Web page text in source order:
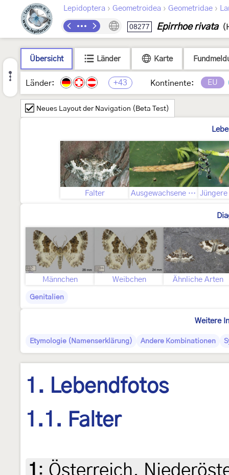
Lepidoptera › Geometroidea › Geometridae ›
08277 Epirrhoe rivata
Übersicht Länder Karte
Länder: +43 Kontinente: EU
Neues Layout der Navigation (Beta Test)
Falter Ausgewachsene Raupe
Männchen Weibchen Ähnliche Arten
Genitalien
Weitere
Etymologie (Namenserklärung) Andere Kombinationen
1. Lebendfotos
1.1. Falter
1 : Österreich,